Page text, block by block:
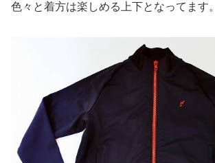
色々と着方は楽しめる上下となってます。